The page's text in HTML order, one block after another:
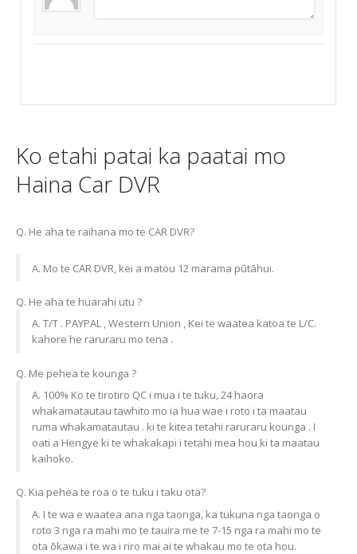
Ko etahi patai ka paatai ​​​​mo
Haina Car DVR
Q. He aha te raihana mo te CAR DVR?
A. Mo te CAR DVR, kei a matou 12 marama pūtāhui.
Q. He aha te huarahi utu ?
A. T/T . PAYPAL , Western Union , Kei te waatea katoa te L/C.
kahore he raruraru mo tena .
Q. Me pehea te kounga ?
A. 100% Ko te tirotiro QC i mua i te tuku, 24 haora
whakamatautau tawhito mo ia hua wae i roto i ta maatau
ruma whakamatautau . ki te kitea tetahi raruraru kounga . I
oati a Hengye ki te whakakapi i tetahi mea hou ki ta maatau
kaihoko.
Q. Kia pehea te roa o te tuku i taku ota?
A. I te wa e waatea ana nga taonga, ka tukuna nga taonga o
roto 3 nga ra mahi mo te tauira me te 7-15 nga ra mahi mo te
ota ōkawa i te wa i riro mai ai te whakau mo te ota hou.